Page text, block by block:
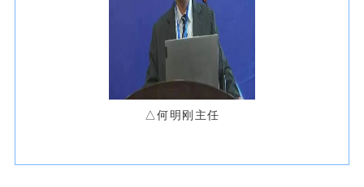
△何明刚主任